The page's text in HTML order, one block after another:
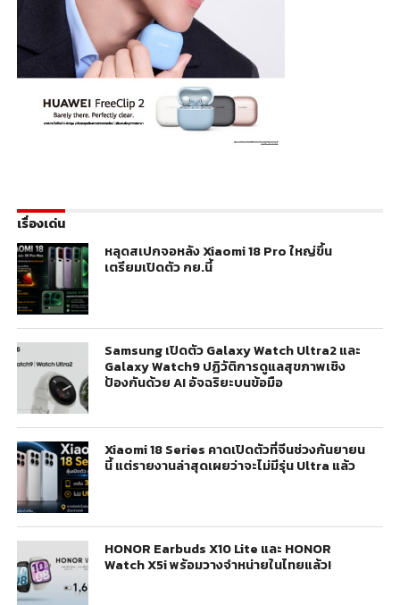
เรื่องเด่น
หลุดสเปกจอหลัง Xiaomi 18 Pro ใหญ่ขึ้น
เตรียมเปิดตัว กย.นี้
Samsung เปิดตัว Galaxy Watch Ultra2 และ
Galaxy Watch9 ปฏิวัติการดูแลสุขภาพเชิง
ป้องกันด้วย AI อัจฉริยะบนข้อมือ
Xiaomi 18 Series คาดเปิดตัวที่จีนช่วงกันยายน
นี้ แต่รายงานล่าสุดเผยว่าจะไม่มีรุ่น Ultra แล้ว
HONOR Earbuds X10 Lite และ HONOR
Watch X5i พร้อมวางจำหน่ายในไทยแล้ว!